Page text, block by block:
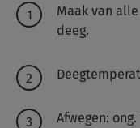
Maak van
deeg.
Afwegen: